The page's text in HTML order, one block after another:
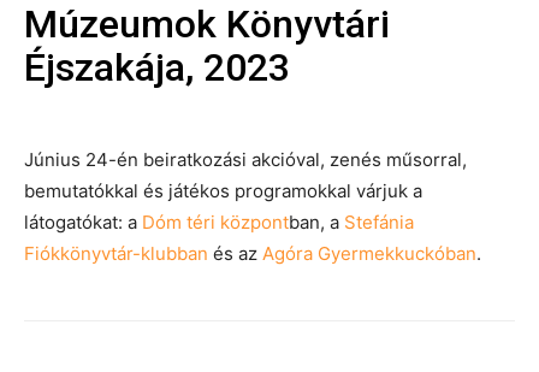
Múzeumok Könyvtári
Éjszakája, 2023
Június 24-én beiratkozási akcióval, zenés műsorral,
bemutatókkal és játékos program­okkal várjuk a
látogatókat: a Dóm téri központban, a Stefánia
Fiókkönyvtár-klubban és az Agóra Gyermekkuckóban.